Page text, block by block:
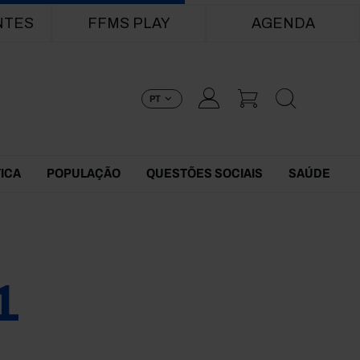
FFMS PLAY AGENDA
PT
POPULAÇÃO QUESTÕES SOCIAIS SAÚDE